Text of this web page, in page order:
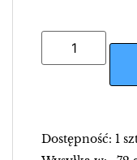
Dostępność: 1